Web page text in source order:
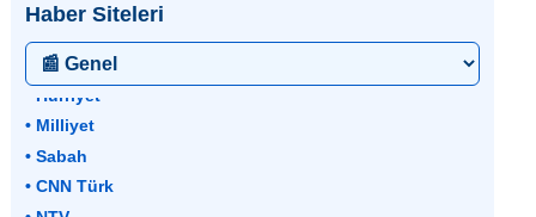
Haber Siteleri
• Hürriyet
• Milliyet
• Sabah
• CNN Türk